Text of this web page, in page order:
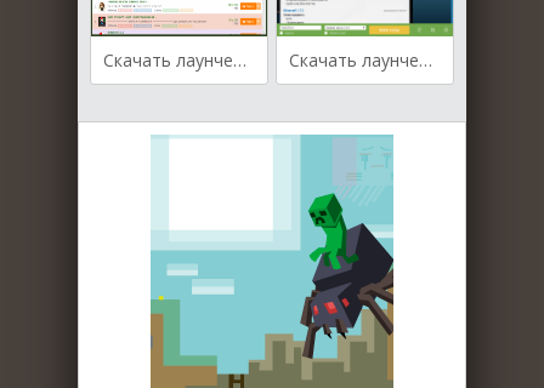
Скачать лаунчер MRLauncher Скачать лаунчер TLauncher